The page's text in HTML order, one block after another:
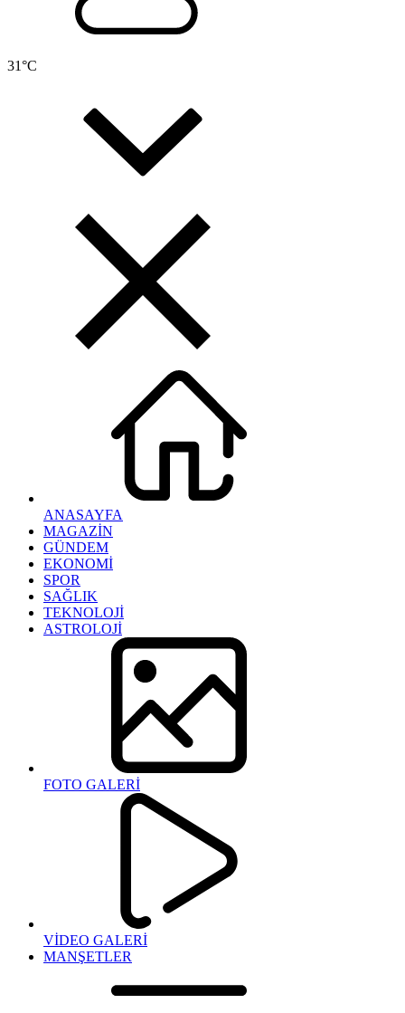
31°C
ANASAYFA
MAGAZİN
GÜNDEM
EKONOMİ
SPOR
SAĞLIK
TEKNOLOJİ
ASTROLOJİ
FOTO GALERİ
VİDEO GALERİ
MANŞETLER